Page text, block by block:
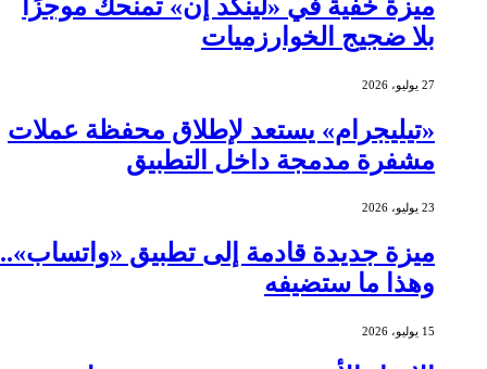
ميزة خفية في «لينكد إن» تمنحك موجزًا
بلا ضجيج الخوارزميات
27 يوليو، 2026
«تيليجرام» يستعد لإطلاق محفظة عملات
مشفرة مدمجة داخل التطبيق
23 يوليو، 2026
ميزة جديدة قادمة إلى تطبيق «واتساب»..
وهذا ما ستضيفه
15 يوليو، 2026